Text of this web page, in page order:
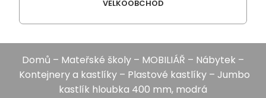
VELKOOBCHOD
Domů – Mateřské školy – MOBILIÁŘ – Nábytek –
Kontejnery a kastlíky– Plastové kastlíky– Jumbo
kastlík hloubka 400 mm, modrá